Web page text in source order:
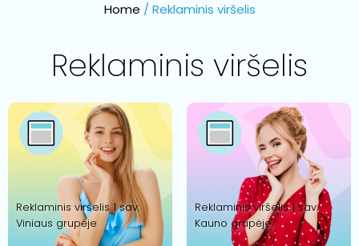
Home / Reklaminis viršelis
Reklaminis viršelis
Reklaminis viršelis 1 sav.
Viniaus grupėje
Reklaminis viršelis 1 sav.
Kauno grupėje